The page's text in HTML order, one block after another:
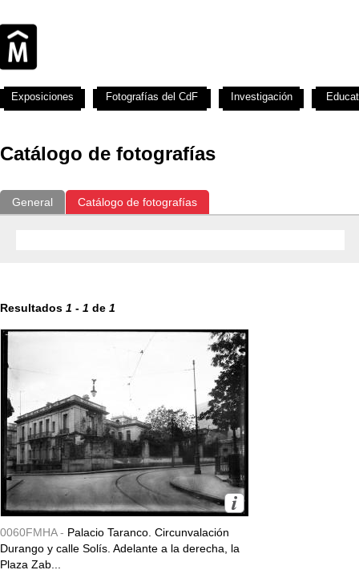
Catálogo de fotografías
General Catálogo de fotografías
Resultados 1 - 1 de 1
0060FMHA - Palacio Taranco. Circunvalación
Durango y calle Solís. Adelante a la derecha, la
Plaza Zab...
Exposiciones Fotografías del CdF Investigación